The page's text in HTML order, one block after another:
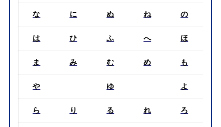
な に ぬ ね の
は ひ ふ へ ほ
ま み む め も
や ゆ よ
ら り る れ ろ